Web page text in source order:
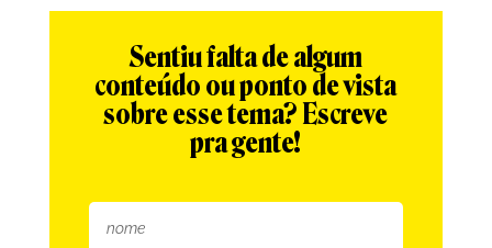
Sentiu falta de algum
conteúdo ou ponto de vista
sobre esse tema? Escreve
pra gente!